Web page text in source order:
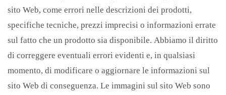
sito Web, come errori nelle descrizioni dei prodotti,
specifiche tecniche, prezzi imprecisi o informazioni errate
sul fatto che un prodotto sia disponibile. Abbiamo il diritto
di correggere eventuali errori evidenti e, in qualsiasi
momento, di modificare o aggiornare le informazioni sul
sito Web di conseguenza. Le immagini sul sito Web sono